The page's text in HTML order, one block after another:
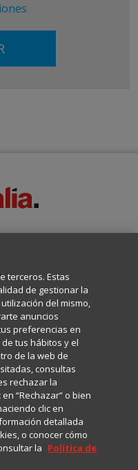
de Hostalia, dirigido por
terceros. Estas
de gestionar la
del mismo,
anuncios
preferencias en
tus hábitos y el
de la web de
consultas
rechazar la
“Rechazar” o bien
clic en
detallada
o conocer cómo
la Política de